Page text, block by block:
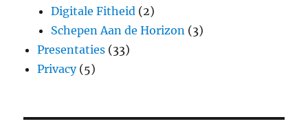
Digitale Fitheid (2)
Schepen Aan de Horizon (3)
Presentaties (33)
Privacy(5)